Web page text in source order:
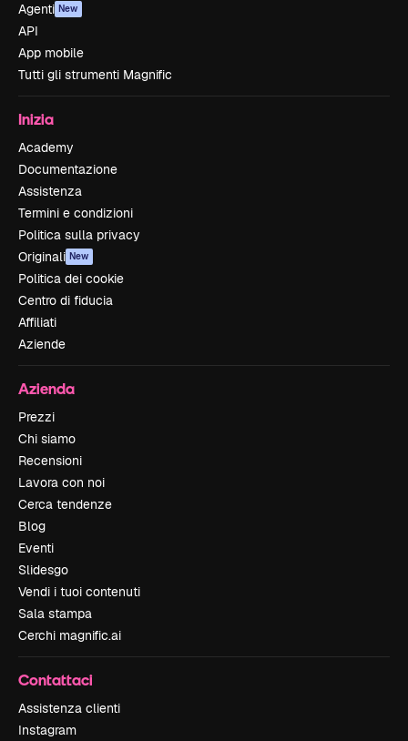
Agenti New
API
App mobile
Tutti gli strumenti Magnific
Inizia
Academy
Documentazione
Assistenza
Termini e condizioni
Politica sulla privacy
Originali New
Politica dei cookie
Centro di fiducia
Affiliati
Aziende
Azienda
Prezzi
Chi siamo
Recensioni
Lavora con noi
Cerca tendenze
Blog
Eventi
Slidesgo
Vendi i tuoi contenuti
Sala stampa
Cerchi magnific.ai
Contattaci
Assistenza clienti
Instagram